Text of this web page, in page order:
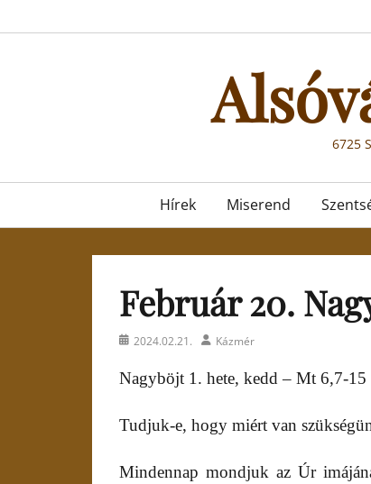
to
6725
Primary
menu
Hírek Miserend
Február 20.
Posted2024.02.21. AuthorKázmér
Nagyböjt 1. hete, kedd – Mt 6,7-15
Tudjuk-e, hogy miért van
Mindennap mondjuk az Úr